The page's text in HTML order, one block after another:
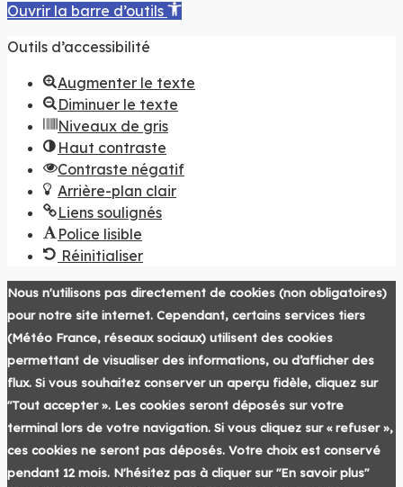
Ouvrir la barre d’outils
Outils d’accessibilité
Augmenter le texte
Diminuer le texte
Niveaux de gris
Haut contraste
Contraste négatif
Arrière-plan clair
Liens soulignés
Police lisible
Réinitialiser
Nous n'utilisons pas directement de cookies (non obligatoires)
pour notre site internet. Cependant, certains services tiers
(Météo France, réseaux sociaux) utilisent des cookies
permettant de visualiser des informations, ou d’afficher des
flux. Si vous souhaitez conserver un aperçu fidèle, cliquez sur
"Tout accepter ». Les cookies seront déposés sur votre
terminal lors de votre navigation. Si vous cliquez sur « refuser »,
ces cookies ne seront pas déposés. Votre choix est conservé
pendant 12 mois. N'hésitez pas à cliquer sur "En savoir plus"